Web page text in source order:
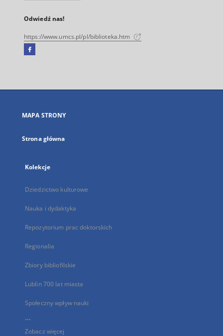
Odwiedź nas!
https://www.umcs.pl/pl/biblioteka.htm
Facebook
się
karcie
MAPA STRONY
Strona główna
Kolekcje
Dziedzictwo kulturowe
Nauka i dydaktyka
Repozytorium prac doktorskich
Regionalia
Zbiory bibliofilskie
Lublin 700 lat miasta
Społeczny wpływ nauki
...
Zobacz więcej